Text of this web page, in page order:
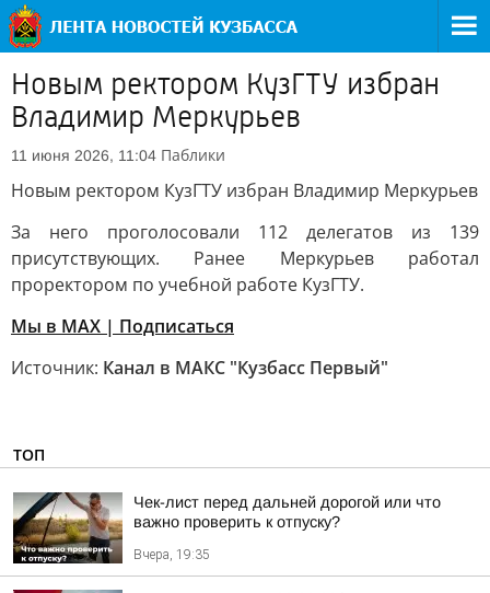
Новым ректором КузГТУ избран
Владимир Меркурьев
11 июня 2026, 11:04 Паблики
Новым ректором КузГТУ избран Владимир Меркурьев
За него проголосовали 112 делегатов из 139
присутствующих. Ранее Меркурьев работал
проректором по учебной работе КузГТУ.
Мы в MAX | Подписаться
Источник: Канал в МАКС "Кузбасс Первый"
ТОП
Чек-лист перед дальней дорогой или что
важно проверить к отпуску?
Вчера, 19:35